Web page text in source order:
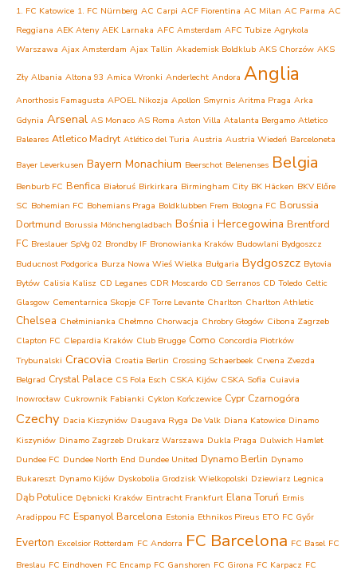
1. FC Katowice 1. FC Nürnberg AC Carpi ACF Fiorentina AC Milan AC Parma AC
Reggiana AEK Ateny AEK Larnaka AFC Amsterdam AFC Tubize Agrykola
Warszawa Ajax Amsterdam Ajax Tallin Akademisk Boldklub AKS Chorzów AKS
Zły Albania Altona 93 Amica Wronki Anderlecht Andora Anglia
Anorthosis Famagusta APOEL Nikozja Apollon Smyrnis Aritma Praga Arka
Gdynia Arsenal AS Monaco AS Roma Aston Villa Atalanta Bergamo Atletico
Baleares Atletico Madryt Atlético del Turia Austria Austria Wiedeń Barceloneta
Bayer Leverkusen Bayern Monachium Beerschot Belenenses Belgia
Benburb FC Benfica Białoruś Birkirkara Birmingham City BK Häcken BKV Előre
SC Bohemian FC Bohemians Praga Boldklubben Frem Bologna FC Borussia
Dortmund Borussia Mönchengladbach Bośnia i Hercegowina Brentford
FC Breslauer SpVg 02 Brondby IF Bronowianka Kraków Budowlani Bydgoszcz
Buducnost Podgorica Burza Nowa Wieś Wielka Bułgaria Bydgoszcz Bytovia
Bytów Calisia Kalisz CD Leganes CDR Moscardo CD Serranos CD Toledo Celtic
Glasgow Cementarnica Skopje CF Torre Levante Charlton Charlton Athletic
Chelsea Chełminianka Chełmno Chorwacja Chrobry Głogów Cibona Zagrzeb
Clapton FC Clepardia Kraków Club Brugge Como Concordia Piotrków
Trybunalski Cracovia Croatia Berlin Crossing Schaerbeek Crvena Zvezda
Belgrad Crystal Palace CS Fola Esch CSKA Kijów CSKA Sofia Cuiavia
Inowrocław Cukrownik Fabianki Cyklon Kończewice Cypr Czarnogóra
Czechy Dacia Kiszyniów Daugava Ryga De Valk Diana Katowice Dinamo
Kiszyniów Dinamo Zagrzeb Drukarz Warszawa Dukla Praga Dulwich Hamlet
Dundee FC Dundee North End Dundee United Dynamo Berlin Dynamo
Bukareszt Dynamo Kijów Dyskobolia Grodzisk Wielkopolski Dziewiarz Legnica
Dąb Potulice Dębnicki Kraków Eintracht Frankfurt Elana Toruń Ermis
Aradippou FC Espanyol Barcelona Estonia Ethnikos Pireus ETO FC Győr
Everton Excelsior Rotterdam FC Andorra FC Barcelona FC Basel FC
Breslau FC Eindhoven FC Encamp FC Ganshoren FC Girona FC Karpacz FC